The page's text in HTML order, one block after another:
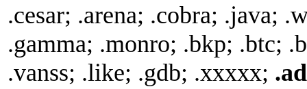
.cesar; .arena; .cobra; .java;
.gamma; .monro; .bkp; .btc;
.vanss; .like; .gdb; .xxxxx;